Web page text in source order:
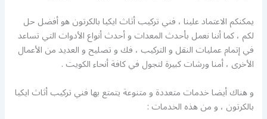
يمكنكم الاعتماد علينا ، فني تركيب أثاث ايكيا بالكرتون هو أفضل حل
لكم ، كما أننا نعمل بأحدث المعدات و أحدث أنواع الأدوات التي تساعد
في إتمام عمليات النقل و التركيب ، فك و تصليح و العديد من الأعمال
الأخرى ، أمنا ورشات كبيرة لتجول في كافة أنحاء الكويت .
و هناك أيضا خدمات متعددة و متنوعة يتمتع بها فني تركيب أثاث ايكيا
بالكرتون ، و من هذه الخدمات :